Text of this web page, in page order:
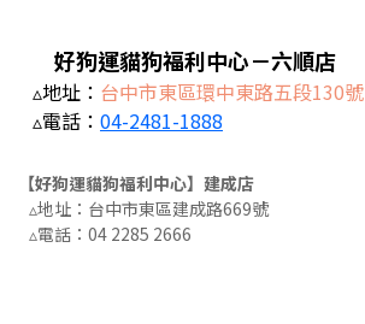
好狗運貓狗福利中心－六順店
▵地址： 台中市東區環中東路五段130號
▵電話： 04-2481-1888
【好狗運貓狗福利中心】建成店
▵地址：台中市東區建成路669號
▵電話： 04 2285 2666